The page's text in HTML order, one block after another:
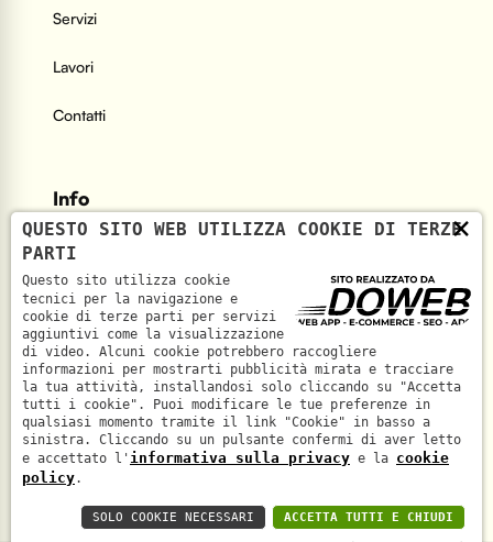
Servizi
Lavori
Contatti
Info
Indirizzo
Via Mefistofele, 5 - 37131 Verona
Telefono
+39 045 6933291
×
QUESTO SITO WEB UTILIZZA COOKIE DI TERZE
PARTI
Questo sito utilizza cookie
tecnici per la navigazione e
cookie di terze parti per servizi
aggiuntivi come la visualizzazione
di video. Alcuni cookie potrebbero raccogliere
informazioni per mostrarti pubblicità mirata e tracciare
la tua attività, installandosi solo cliccando su "Accetta
tutti i cookie". Puoi modificare le tue preferenze in
qualsiasi momento tramite il link "Cookie" in basso a
sinistra. Cliccando su un pulsante confermi di aver letto
e accettato l' informativa sulla privacy e la cookie
policy.
ACCETTA TUTTI E CHIUDI
SOLO COOKIE NECESSARI